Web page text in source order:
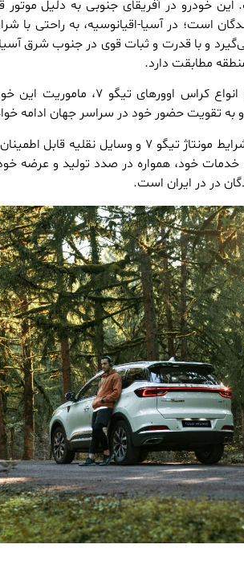
خودرو در آفریقای جنوبی به دلیل موتور
است؛ در آسیا-اقیانوسیه، به راحتی با
و با قدرت و ثبات قوی در جنوب شرق
مطابقت دارد.
با صادرات یک میلیون نسخه از انواع
تقویت حضور خود در سراسر جهان ادامه
فونیکس به عنوان تامین کننده شرایط مونتاژ تیگو ۷ و
خود، همواره در صدد تولید و عرضه
در در ایران است.